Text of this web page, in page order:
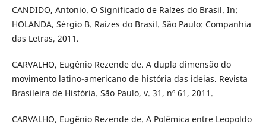
CANDIDO, Antonio. O Significado de Raízes do Brasil. In:
HOLANDA, Sérgio B. Raízes do Brasil. São Paulo: Companhia
das Letras, 2011.
CARVALHO, Eugênio Rezende de. A dupla dimensão do
movimento latino-americano de história das ideias. Revista
Brasileira de História. São Paulo, v. 31, nº 61, 2011.
CARVALHO, Eugênio Rezende de. A Polêmica entre Leopoldo